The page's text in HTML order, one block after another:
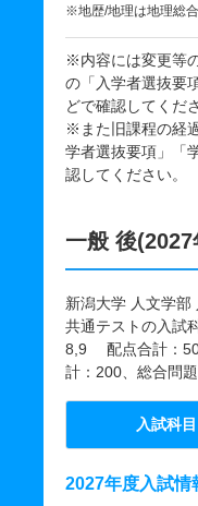
※地歴/地理は地理総
※内容には変更等
の「入学者選抜要
どで確認してくだ
※また旧課程の経
学者選抜要項」「
認してください。
一般 後
新潟大学 人文学
共通テストの入試
8,9 配点合計：
計：200、総合問題
入試科目
2027年度入試情